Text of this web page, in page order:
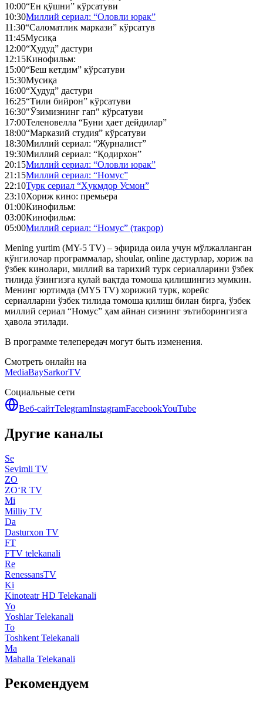
10:00“Ен қўшни” кўрсатуви
10:30Миллий сериал: “Оловли юрак”
11:30“Саломатлик маркази” кўрсатув
11:45Мусиқа
12:00“Ҳудуд” дастури
12:15Кинофильм:
15:00“Беш кетдим” кўрсатуви
15:30Мусиқа
16:00“Ҳудуд” дастури
16:25“Тили бийрон” кўрсатуви
16:30"Ўзимизнинг гап" кўрсатуви
17:00Теленовелла “Буни ҳает дейдилар”
18:00“Марказий студия” кўрсатуви
18:30Миллий сериал: “Журналист”
19:30Миллий сериал: “Қодирхон”
20:15Миллий сериал: “Оловли юрак”
21:15Миллий сериал: “Номус”
22:10Турк сериал “Ҳукмдор Усмон”
23:10Хориж кино: премьера
01:00Кинофильм:
03:00Кинофильм:
05:00Миллий сериал: “Номус” (такрор)
Mening yurtim (MY-5 TV) – эфирида оила учун мўлжалланган
кўнгилочар программалар, shoular, online дастурлар, хориж ва
ўзбек кинолари, миллий ва тарихий турк сериалларини ўзбек
тилида ўзингизга қулай вақтда томоша қилишингиз мумкин.
Менинг юртимда (MY5 TV) хорижий турк, корейс
сериалларни ўзбек тилида томоша қилиш билан бирга, ўзбек
миллий сериал “Номус” ҳам айнан сизнинг эътиборингизга
ҳавола этилади.
В программе телепередач могут быть изменения.
Смотреть онлайн на
MediaBaySarkorTV
Социальные сети
Веб-сайтTelegramInstagramFacebookYouTube
Другие каналы
Se
Sevimli TV
ZO
ZO‘R TV
Mi
Milliy TV
Da
Dasturxon TV
FT
FTV telekanali
Re
RenessansTV
Ki
Kinoteatr HD Telekanali
Yo
Yoshlar Telekanali
To
Toshkent Telekanali
Ma
Mahalla Telekanali
Рекомендуем